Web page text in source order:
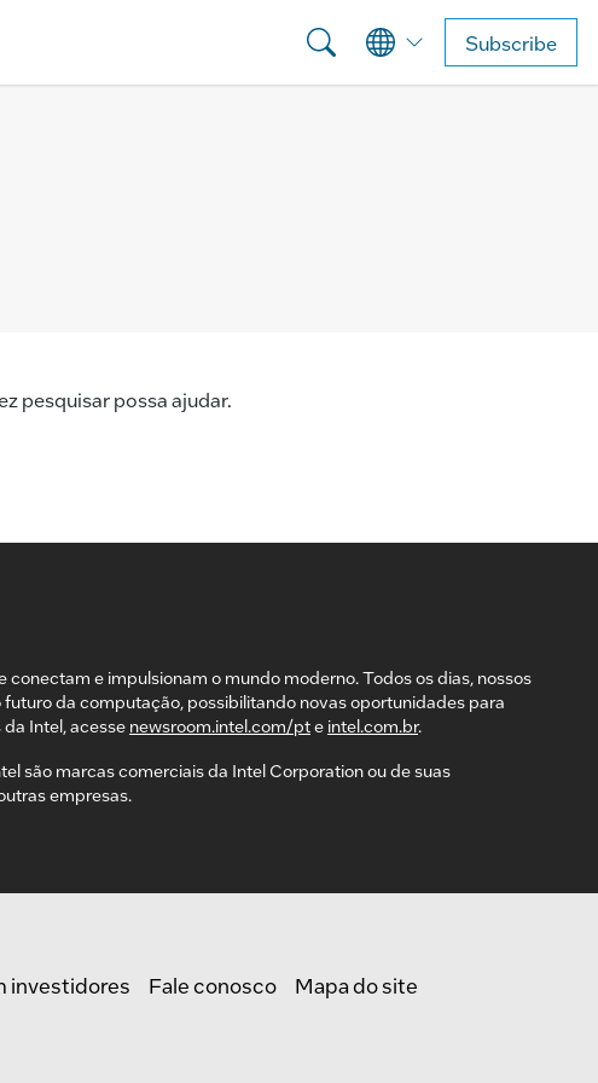
Subscribe
pesquisar possa ajudar.
e impulsionam o mundo moderno. Todos os dias, nossos
da computação, possibilitando novas oportunidades para
Intel, acesse newsroom.intel.com/pte intel.com.br.
são marcas comerciais da Intel Corporation ou de suas
empresas.
investidores Fale conosco
Mapa do site